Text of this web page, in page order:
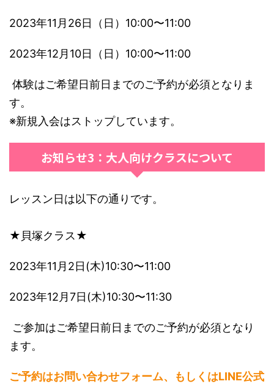
2023年11月26日（日）10:00〜11:00
2023年12月10日（日）10:00〜11:00
体験はご希望日前日までのご予約が必須となりま
す。
※新規入会はストップしています。
お知らせ3：大人向けクラスについて
レッスン日は以下の通りです。
★貝塚クラス★
2023年11月2日(木)10:30〜11:00
2023年12月7日(木)10:30〜11:30
ご参加はご希望日前日までのご予約が必須となり
ます。
ご予約はお問い合わせフォーム、もしくはLINE公式